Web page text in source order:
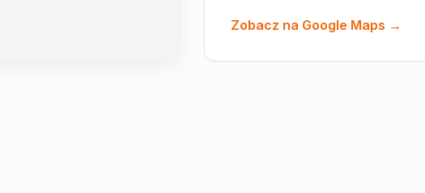
Zobacz na Google Maps →